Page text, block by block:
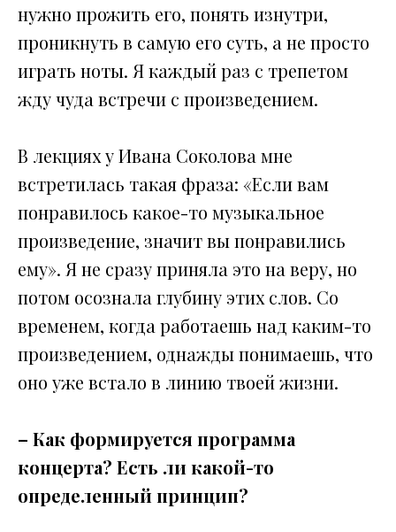
нужно прожить его, понять изнутри,
проникнуть в самую его суть, а не просто
играть ноты. Я каждый раз с трепетом
жду чуда встречи с произведением.
В лекциях у Ивана Соколова мне
встретилась такая фраза: «Если вам
понравилось какое-то музыкальное
произведение, значит вы понравились
ему». Я не сразу приняла это на веру, но
потом осознала глубину этих слов. Со
временем, когда работаешь над каким-то
произведением, однажды понимаешь, что
оно уже встало в линию твоей жизни.
– Как формируется программа
концерта? Есть ли какой-то
определенный принцип?